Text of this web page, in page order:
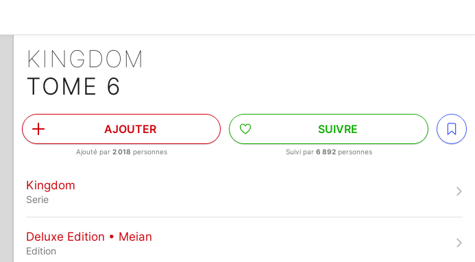
KINGDOM
TOME 6
AJOUTER
Ajouté par 2 018 personnes
SUIVRE
Suivi par 6 892personnes
Kingdom
Serie
Deluxe Edition • Meian
Edition